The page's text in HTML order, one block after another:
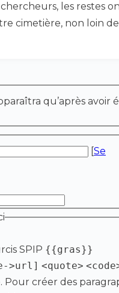
les restes
cimetière, non loin
qu’après avoir
[Se
SPIP {{gras}}
>url] <quote>
. Pour créer des